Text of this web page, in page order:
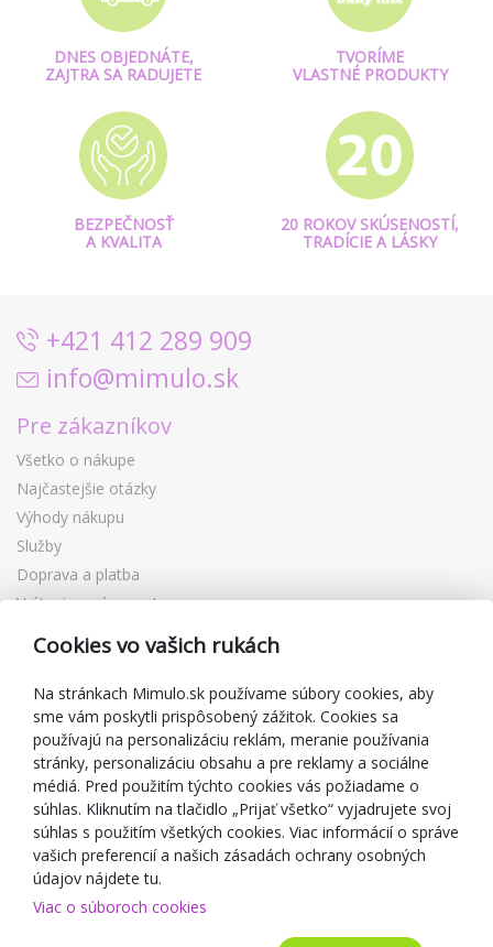
DNES OBJEDNÁTE,
ZAJTRA SA RADUJETE
TVORÍME
VLASTNÉ PRODUKTY
BEZPEČNOSŤ
A KVALITA
20 ROKOV SKÚSENOSTÍ,
TRADÍCIE A LÁSKY
+421 412 289 909
info@mimulo.sk
Pre zákazníkov
Všetko o nákupe
Najčastejšie otázky
Výhody nákupu
Služby
Doprava a platba
Vrátenie a výmena tovaru
Reklamácia
Zľavové kupóny
Blog
O predajcovi
Mimulo.sk
Obchodné podmienky
Ochrana osobných údajov GDPR
Kontakty
Spolupracujeme
Cookies vo vašich rukách
Na stránkach Mimulo.sk používame súbory cookies, aby
sme vám poskytli prispôsobený zážitok. Cookies sa
používajú na personalizáciu reklám, meranie používania
stránky, personalizáciu obsahu a pre reklamy a sociálne
médiá. Pred použitím týchto cookies vás požiadame o
súhlas. Kliknutím na tlačidlo „Prijať všetko“ vyjadrujete svoj
súhlas s použitím všetkých cookies. Viac informácií o správe
vašich preferencií a našich zásadách ochrany osobných
údajov nájdete tu.
Viac o súboroch cookies